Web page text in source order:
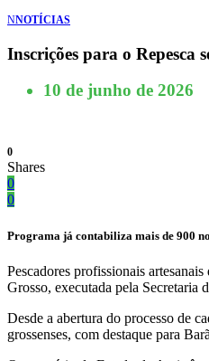
NNOTÍCIAS
Inscrições para o Repesca
10 de junho de 2026
0
Shares
0
0
Programa já contabiliza mais de 900
Pescadores profissionais
Grosso, executada pela Secretaria
Desde a abertura do processo de
grossenses, com destaque para